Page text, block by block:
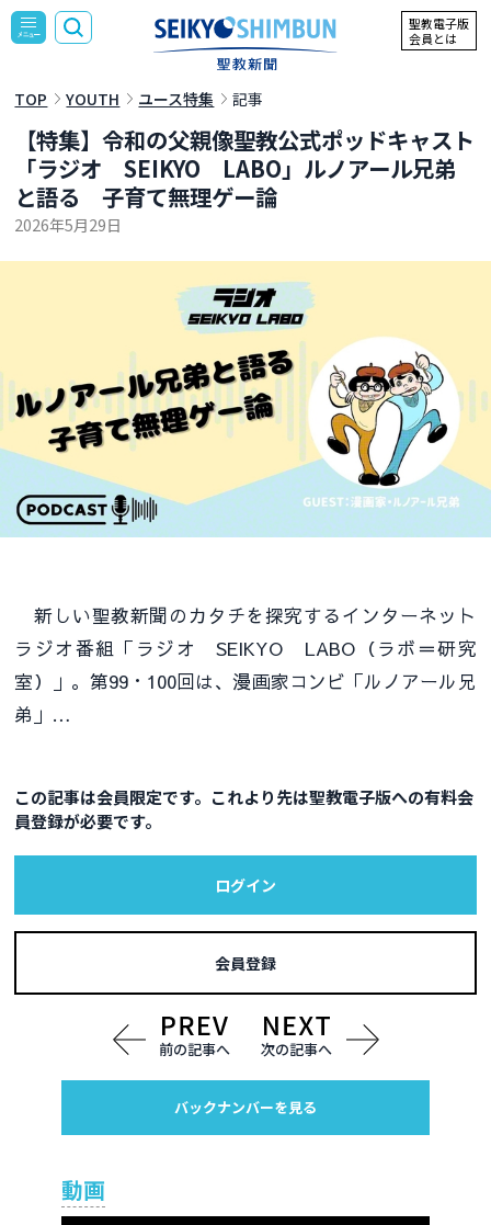
聖教電子版
会員とは
TOP YOUTH ユース特集 記事
【特集】令和の父親像――聖教公式ポッドキャスト
「ラジオ SEIKYO LABO」ルノアール兄弟
と語る 子育て無理ゲー論
2026年5月29日
新しい聖教新聞のカタチを探究するインターネット
ラジオ番組「ラジオ SEIKYO LABO（ラボ＝研究
室）」。第99・100回は、漫画家コンビ「ルノアール兄
弟」…
この記事は会員限定です。これより先は聖教電子版への有料会
員登録が必要です。
ログイン
会員登録
前の記事へ 次の記事へ
バックナンバーを見る
動画